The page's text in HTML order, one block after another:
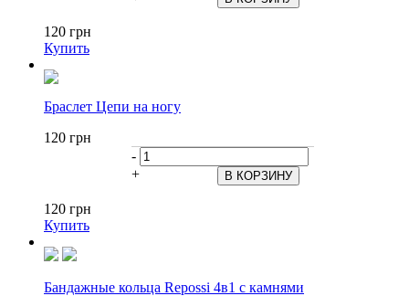
120 грн
Купить
Браслет Цепи на ногу
120 грн
-
+
120 грн
Купить
Бандажные кольца Repossi 4в1 с камнями